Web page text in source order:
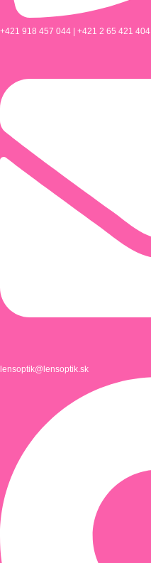
+421 918 457 044 | +421 2 65 421 404
lensoptik@lensoptik.sk